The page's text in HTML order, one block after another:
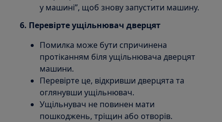
у машині”, щоб знову запустити машину.
6. Перевірте ущільнювач дверцят
Помилка може бути спричинена
протіканням біля ущільнювача дверцят
машини.
Перевірте це, відкривши дверцята та
оглянувши ущільнювач.
Ущільнувач не повинен мати
пошкоджень, тріщин або отворів.